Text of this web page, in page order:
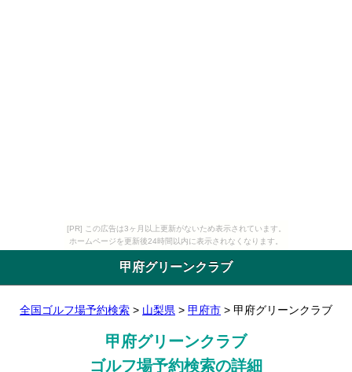
[PR] この広告は3ヶ月以上更新がないため表示されています。
ホームページを更新後24時間以内に表示されなくなります。
甲府グリーンクラブ
全国ゴルフ場予約検索 > 山梨県 > 甲府市 > 甲府グリーンクラブ
甲府グリーンクラブ
ゴルフ場予約検索の詳細